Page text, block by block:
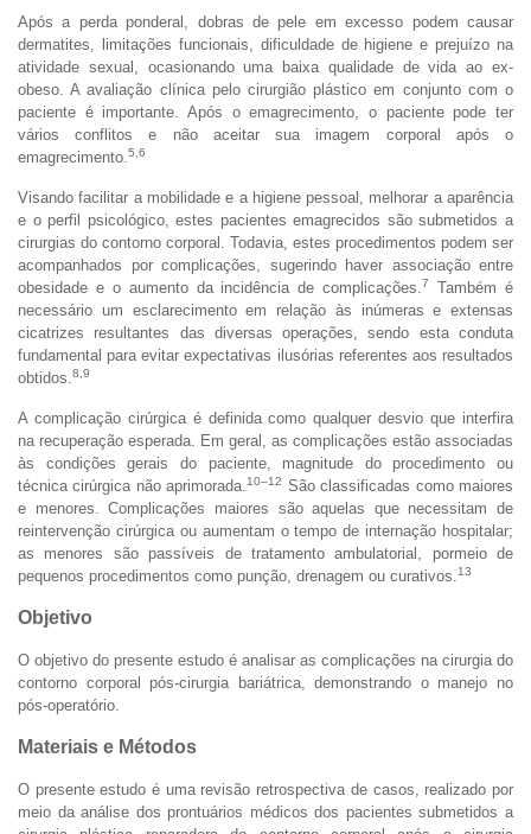
Após a perda ponderal, dobras de pele em excesso podem causar
dermatites, limitações funcionais, dificuldade de higiene e prejuízo na
atividade sexual, ocasionando uma baixa qualidade de vida ao ex-
obeso. A avaliação clínica pelo cirurgião plástico em conjunto com o
paciente é importante. Após o emagrecimento, o paciente pode ter
vários conflitos e não aceitar sua imagem corporal após o
emagrecimento. 5,6
Visando facilitar a mobilidade e a higiene pessoal, melhorar a aparência
e o perfil psicológico, estes pacientes emagrecidos são submetidos a
cirurgias do contorno corporal. Todavia, estes procedimentos podem ser
acompanhados por complicações, sugerindo haver associação entre
obesidade e o aumento da incidência de complicações. 7
Também é
necessário um esclarecimento em relação às inúmeras e extensas
cicatrizes resultantes das diversas operações, sendo esta conduta
fundamental para evitar expectativas ilusórias referentes aos resultados
obtidos. 8,9
A complicação cirúrgica é definida como qualquer desvio que interfira
na recuperação esperada. Em geral, as complicações estão associadas
às condições gerais do paciente, magnitude do procedimento ou
técnica cirúrgica não aprimorada.10–12 São classificadas como maiores
e menores. Complicações maiores são aquelas que necessitam de
reintervenção cirúrgica ou aumentam o tempo de internação hospitalar;
as menores são passíveis de tratamento ambulatorial, pormeio de
pequenos procedimentos como punção, drenagem ou curativos. 13
Objetivo
O objetivo do presente estudo é analisar as complicações na cirurgia do
contorno corporal pós-cirurgia bariátrica, demonstrando o manejo no
pós-operatório.
Materiais e Métodos
O presente estudo é uma revisão retrospectiva de casos, realizado por
meio da análise dos prontuários médicos dos pacientes submetidos a